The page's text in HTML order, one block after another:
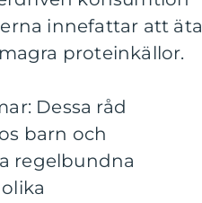
innefattar att äta
proteinkällor.
Dessa råd
barn och
regelbundna